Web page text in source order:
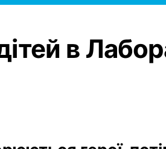
в